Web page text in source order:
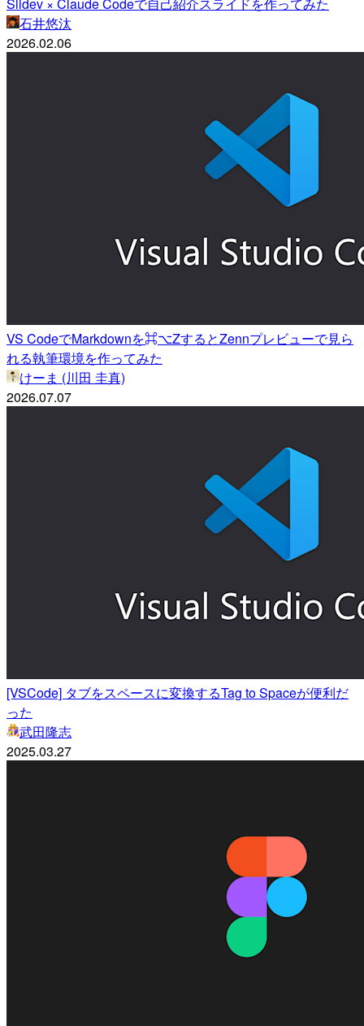
石井悠汰
2026.02.06
VS CodeでMarkdownを⌘⌥ZするとZennプレビューで見ら
れる執筆環境を作ってみた
けーま (川田 圭真)
2026.07.07
[VSCode] タブをスペースに変換するTag to Spaceが便利だ
った
武田隆志
2025.03.27